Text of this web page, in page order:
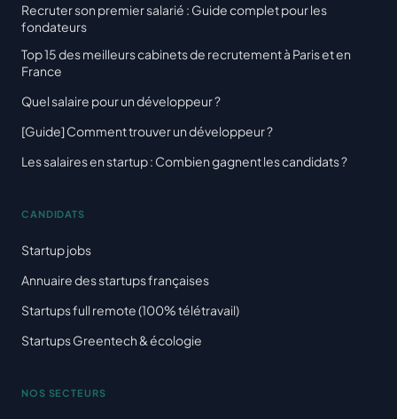
Recruter son premier salarié : Guide complet pour les
fondateurs
Top 15 des meilleurs cabinets de recrutement à Paris et en
France
Quel salaire pour un développeur ?
[Guide] Comment trouver un développeur ?
Les salaires en startup : Combien gagnent les candidats ?
CANDIDATS
Startup jobs
Annuaire des startups françaises
Startups full remote (100% télétravail)
Startups Greentech & écologie
NOS SECTEURS